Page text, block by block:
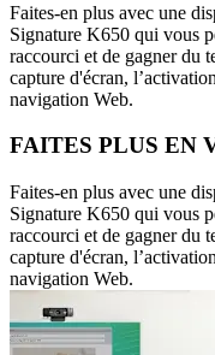
Faites-en plus avec une
Signature K650 qui vous
raccourci et de gagner du
capture d'écran,
navigation Web.
FAITES PLUS EN
Faites-en plus avec une
Signature K650 qui vous
raccourci et de gagner du
capture d'écran,
navigation Web.